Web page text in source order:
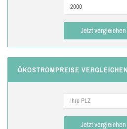
Jetzt vergleichen
ÖKOSTROMPREISE VERGLEICHEN
Jetzt vergleichen